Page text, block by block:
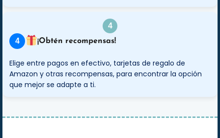
4 ¡Obtén recompensas!
Elige entre pagos en efectivo, tarjetas de regalo de
Amazon y otras recompensas, para encontrar la opción
que mejor se adapte a ti.